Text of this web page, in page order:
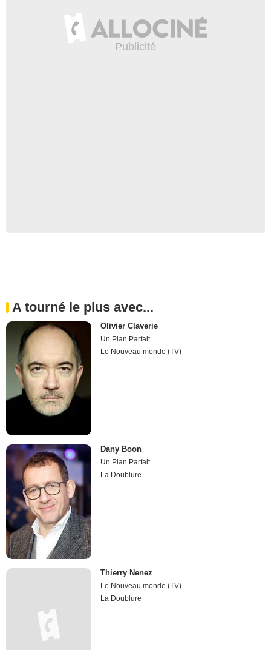
A tourné le plus avec...
Olivier Claverie
Un Plan Parfait
Le Nouveau monde (TV)
Dany Boon
Un Plan Parfait
La Doublure
Thierry Nenez
Le Nouveau monde (TV)
La Doublure